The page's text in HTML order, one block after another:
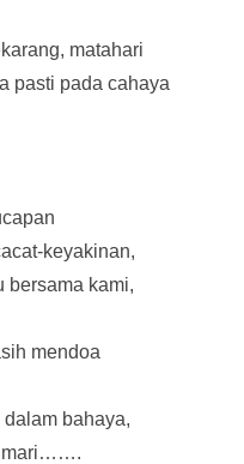
matahari
pasti pada cahaya
keyakinan,
bersama kami,
mendoa
bahaya,
mari…….